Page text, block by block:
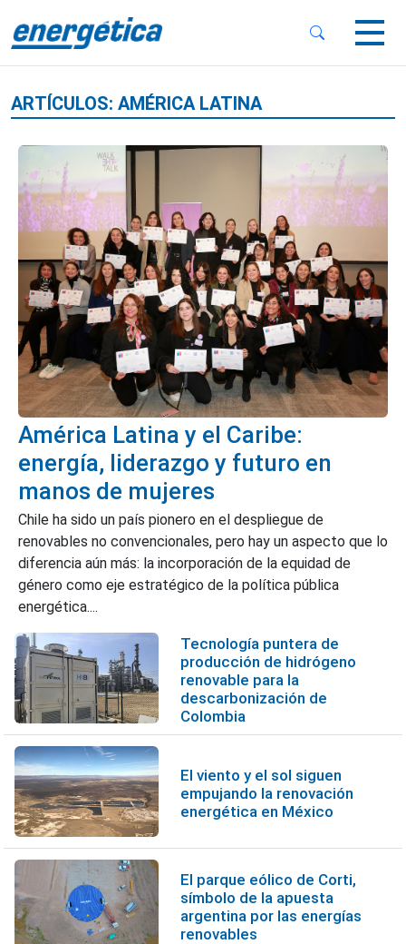
Menu
Menu
ARTÍCULOS: AMÉRICA LATINA
América Latina y el Caribe:
energía, liderazgo y futuro en
manos de mujeres
Chile ha sido un país pionero en el despliegue de
renovables no convencionales, pero hay un aspecto que lo
diferencia aún más: la incorporación de la equidad de
género como eje estratégico de la política pública
energética....
Tecnología puntera de
producción de hidrógeno
renovable para la
descarbonización de
Colombia
El viento y el sol siguen
empujando la renovación
energética en México
El parque eólico de Corti,
símbolo de la apuesta
argentina por las energías
renovables